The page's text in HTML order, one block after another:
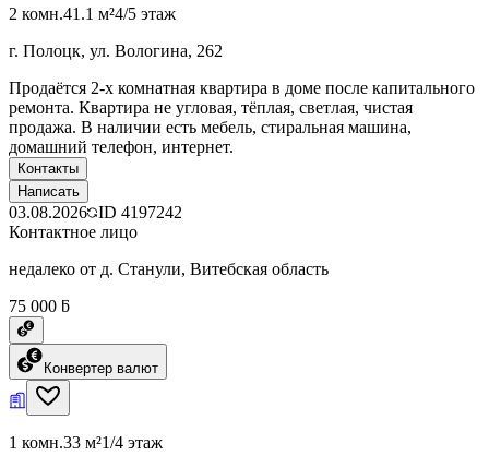
2 комн.41.1 м²4/5 этаж
г. Полоцк, ул. Вологина, 262
Продаётся 2-х комнатная квартира в доме после капитального
ремонта. Квартира не угловая, тёплая, светлая, чистая
продажа. В наличии есть мебель, стиральная машина,
домашний телефон, интернет.
Контакты
Написать
03.08.2026 ID 4197242
Контактное лицо
недалеко от д. Станули, Витебская область
75 000 ƃ
Конвертер валют
1 комн.33 м²1/4 этаж